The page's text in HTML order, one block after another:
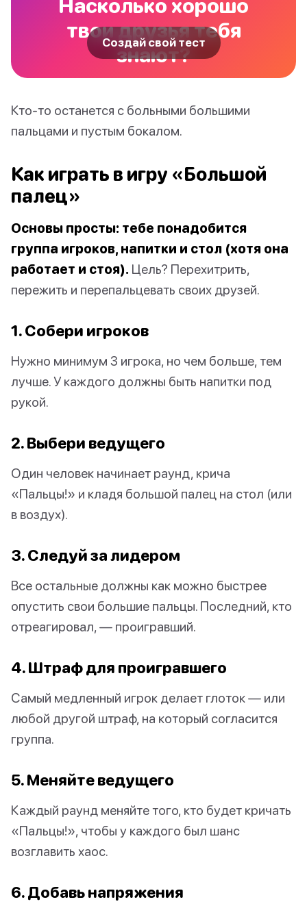
Насколько хорошо
твои друзья тебя
знают?
Создай свой тест
Кто-то останется с больными большими
пальцами и пустым бокалом.
Как играть в игру «Большой
палец»
Основы просты: тебе понадобится
группа игроков, напитки и стол (хотя она
работает и стоя). Цель? Перехитрить,
пережить и перепальцевать своих друзей.
1. Собери игроков
Нужно минимум 3 игрока, но чем больше, тем
лучше. У каждого должны быть напитки под
рукой.
2. Выбери ведущего
Один человек начинает раунд, крича
«Пальцы!» и кладя большой палец на стол (или
в воздух).
3. Следуй за лидером
Все остальные должны как можно быстрее
опустить свои большие пальцы. Последний, кто
отреагировал, — проигравший.
4. Штраф для проигравшего
Самый медленный игрок делает глоток — или
любой другой штраф, на который согласится
группа.
5. Меняйте ведущего
Каждый раунд меняйте того, кто будет кричать
«Пальцы!», чтобы у каждого был шанс
возглавить хаос.
6. Добавь напряжения